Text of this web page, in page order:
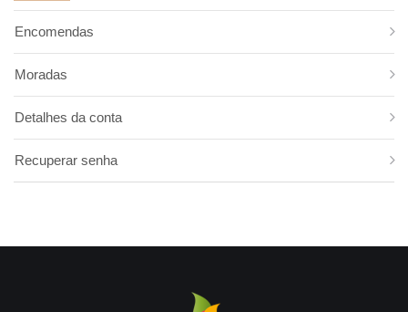
Folha de Antúrio
Folhas Estreitas
Monstera
Papiros
Encomendas
Moradas
Detalhes da conta
Recuperar senha